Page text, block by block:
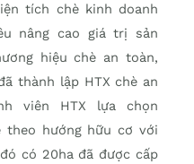
tích chè kinh doanh
nâng cao giá trị sản
hiệu chè an toàn,
thành lập HTX chè an
viên HTX lựa chọn
theo hướng hữu cơ với
có 20ha đã được cấp